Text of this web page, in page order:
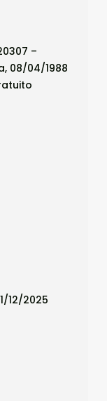
–
08/04/1988
12/2025